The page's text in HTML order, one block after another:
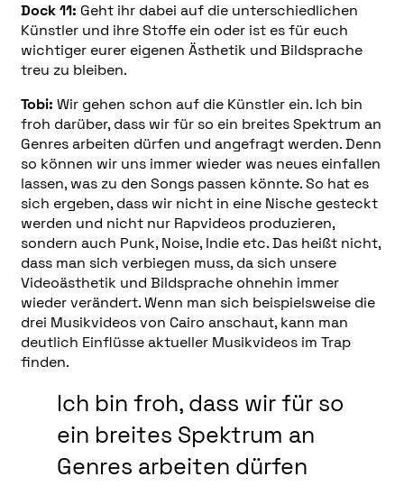
Dock 11: Geht ihr dabei auf die unterschiedlichen
Künstler und ihre Stoffe ein oder ist es für euch
wichtiger eurer eigenen Ästhetik und Bildsprache
treu zu bleiben.
Tobi: Wir gehen schon auf die Künstler ein. Ich bin
froh darüber, dass wir für so ein breites Spektrum an
Genres arbeiten dürfen und angefragt werden. Denn
so können wir uns immer wieder was neues einfallen
lassen, was zu den Songs passen könnte. So hat es
sich ergeben, dass wir nicht in eine Nische gesteckt
werden und nicht nur Rapvideos produzieren,
sondern auch Punk, Noise, Indie etc. Das heißt nicht,
dass man sich verbiegen muss, da sich unsere
Videoästhetik und Bildsprache ohnehin immer
wieder verändert. Wenn man sich beispielsweise die
drei Musikvideos von Cairo anschaut, kann man
deutlich Einflüsse aktueller Musikvideos im Trap
finden.
Ich bin froh, dass wir für so
ein breites Spektrum an
Genres arbeiten dürfen